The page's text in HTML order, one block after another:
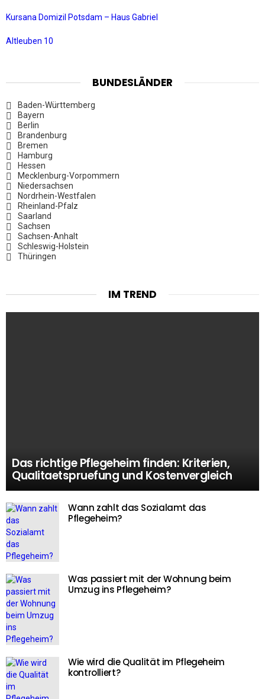
Kursana Domizil Potsdam – Haus Gabriel
Altleuben 10
BUNDESLÄNDER
Baden-Württemberg
Bayern
Berlin
Brandenburg
Bremen
Hamburg
Hessen
Mecklenburg-Vorpommern
Niedersachsen
Nordrhein-Westfalen
Rheinland-Pfalz
Saarland
Sachsen
Sachsen-Anhalt
Schleswig-Holstein
Thüringen
IM TREND
Das richtige Pflegeheim finden: Kriterien,
Qualitaetspruefung und Kostenvergleich
Wann zahlt das Sozialamt das
Pflegeheim?
Was passiert mit der Wohnung beim
Umzug ins Pflegeheim?
Wie wird die Qualität im Pflegeheim
kontrolliert?